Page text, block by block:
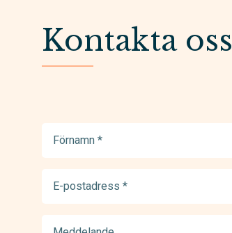
Kontakta oss
postadress